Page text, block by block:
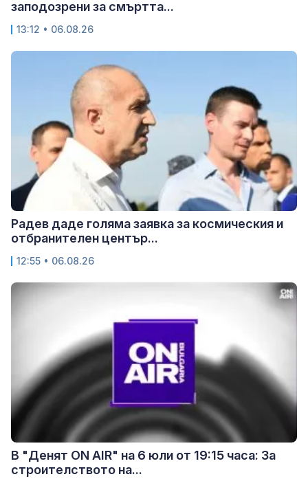
заподозрени за смъртта...
13:12 • 06.08.26
Радев даде голяма заявка за космическия и
отбранителен център...
12:55 • 06.08.26
В "Денят ON AIR" на 6 юли от 19:15 часа: За
строителството на...